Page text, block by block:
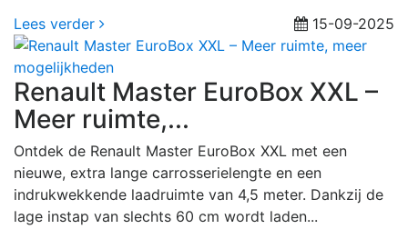
Lees verder
15-09-2025
Renault Master EuroBox XXL –
Meer ruimte,...
Ontdek de Renault Master EuroBox XXL met een
nieuwe, extra lange carrosserielengte en een
indrukwekkende laadruimte van 4,5 meter. Dankzij de
lage instap van slechts 60 cm wordt laden...